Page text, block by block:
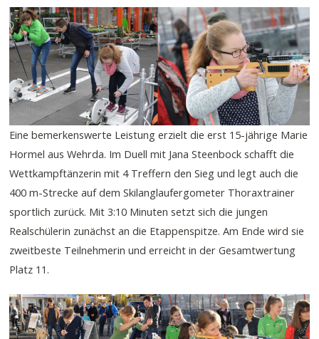
Eine bemerkenswerte Leistung erzielt die erst 15-jährige Marie
Hormel aus Wehrda. Im Duell mit Jana Steenbock schafft die
Wettkampftänzerin mit 4 Treffern den Sieg und legt auch die
400 m-Strecke auf dem Skilanglaufergometer Thoraxtrainer
sportlich zurück. Mit 3:10 Minuten setzt sich die jungen
Realschülerin zunächst an die Etappenspitze. Am Ende wird sie
zweitbeste Teilnehmerin und erreicht in der Gesamtwertung
Platz 11.